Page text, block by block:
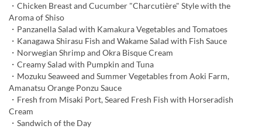
・Chicken Breast and Cucumber "Charcutière" Style with the
Aroma of Shiso
・Panzanella Salad with Kamakura Vegetables and Tomatoes
・Kanagawa Shirasu Fish and Wakame Salad with Fish Sauce
・Norwegian Shrimp and Okra Bisque Cream
・Creamy Salad with Pumpkin and Tuna
・Mozuku Seaweed and Summer Vegetables from Aoki Farm,
Amanatsu Orange Ponzu Sauce
・Fresh from Misaki Port, Seared Fresh Fish with Horseradish
Cream
・Sandwich of the Day